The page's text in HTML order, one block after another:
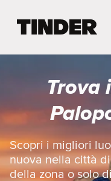
i
i
d
e
r
Trova
Scopri i migliori
nuova nella città
della zona o solo